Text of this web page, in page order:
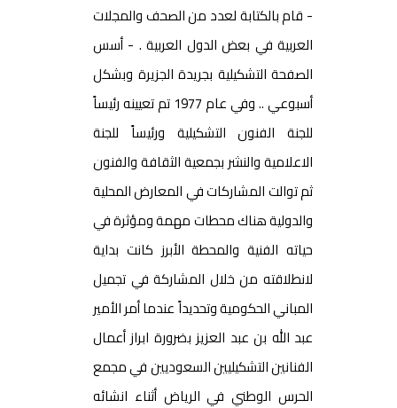
- قام بالكتابة لعدد من الصحف والمجلات
العربية في بعض الدول العربية . - أسس
الصفحة التشكيلية بجريدة الجزيرة وبشكل
أسبوعي .. وفي عام 1977 تم تعيينه رئيساً
للجنة الفنون التشكيلية ورئيساً للجنة
الاعلامية والنشر بجمعية الثقافة والفنون
ثم توالت المشاركات في المعارض المحلية
والدولية هناك محطات مهمة ومؤثرة في
حياته الفنية والمحطة الأبرز كانت بداية
لانطلاقته من خلال المشاركة في تجميل
المباني الحكومية وتحديداً عندما أمر الأمير
عبد الله بن عبد العزيز بضرورة ابراز أعمال
الفنانين التشكيليين السعوديين في مجمع
الحرس الوطني في الرياض أثناء انشائه